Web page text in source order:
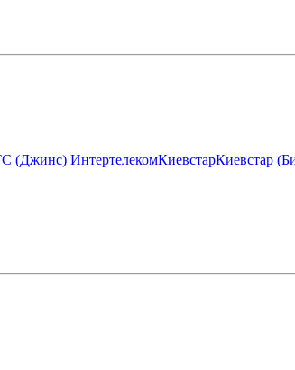
(Джинс) ИнтертелекомКиевстарКиевстар